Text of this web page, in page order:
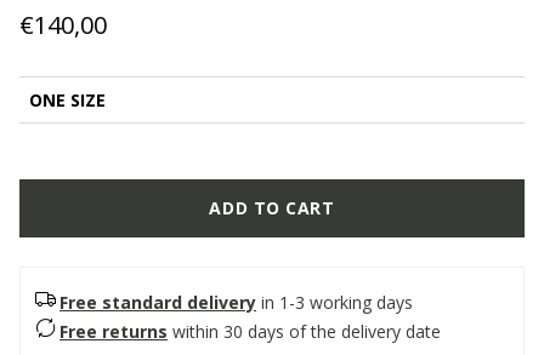
€140,00
ONE SIZE
ADD TO CART
Free standard delivery in 1-3 working days
Free returns within 30 days of the delivery date